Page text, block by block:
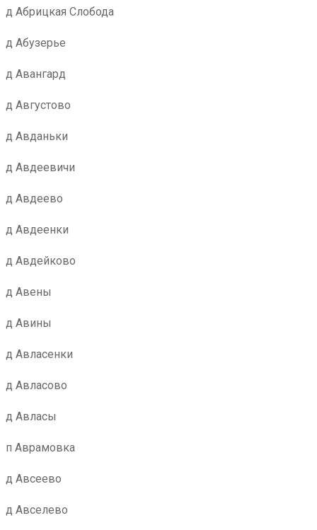
д Абрицкая Слобода
д Абузерье
д Авангард
д Августово
д Авданьки
д Авдеевичи
д Авдеево
д Авдеенки
д Авдейково
д Авены
д Авины
д Авласенки
д Авласово
д Авласы
п Аврамовка
д Авсеево
д Авселево